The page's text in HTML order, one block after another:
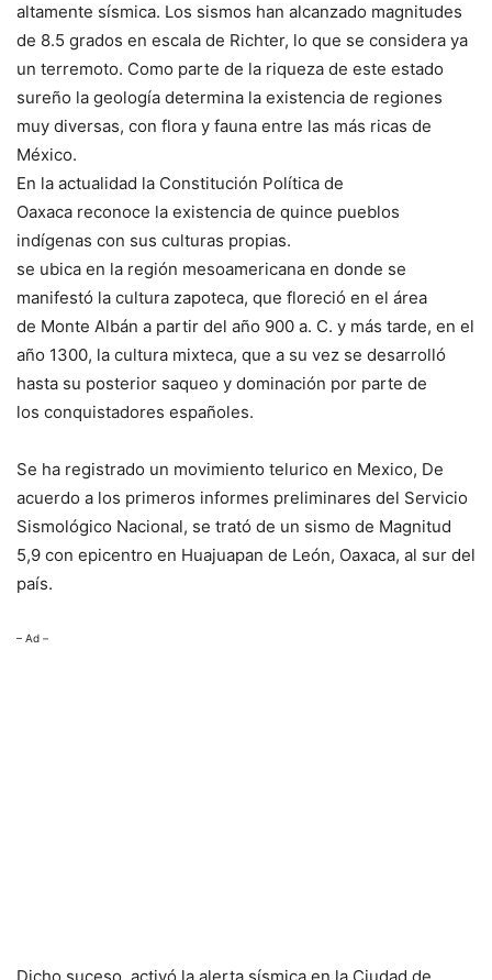
altamente sísmica. Los sismos han alcanzado magnitudes
de 8.5 grados en escala de Richter, lo que se considera ya
un terremoto. Como parte de la riqueza de este estado
sureño la geología determina la existencia de regiones
muy diversas, con flora y fauna entre las más ricas de
México.
En la actualidad la Constitución Política de
Oaxaca reconoce la existencia de quince pueblos
indígenas con sus culturas propias.
se ubica en la región mesoamericana en donde se
manifestó la cultura zapoteca, que floreció en el área
de Monte Albán a partir del año 900 a. C. y más tarde, en el
año 1300, la cultura mixteca, que a su vez se desarrolló
hasta su posterior saqueo y dominación por parte de
los conquistadores españoles.
Se ha registrado un movimiento telurico en Mexico, De
acuerdo a los primeros informes preliminares del Servicio
Sismológico Nacional, se trató de un sismo de Magnitud
5,9 con epicentro en Huajuapan de León, Oaxaca, al sur del
país.
– Ad –